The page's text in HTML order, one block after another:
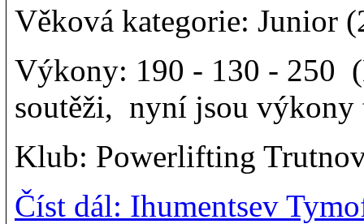
Věková kategorie: Junior
Výkony: 190 - 130 - 250
soutěži, nyní jsou výkony
Klub: Powerlifting
Číst dál: Ihumentsev